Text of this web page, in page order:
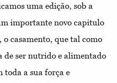
uma edição, sob a
importante novo capitulo
o casamento, que tal como
de ser nutrido e alimentado
toda a sua força e